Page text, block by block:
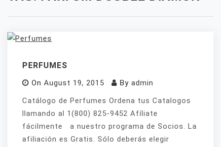
PERFUMES
On August 19, 2015 By admin
Catálogo de Perfumes Ordena tus Catalogos
llamando al 1(800) 825-9452 Afíliate
fácilmente a nuestro programa de Socios. La
afiliación es Gratis. Sólo deberás elegir